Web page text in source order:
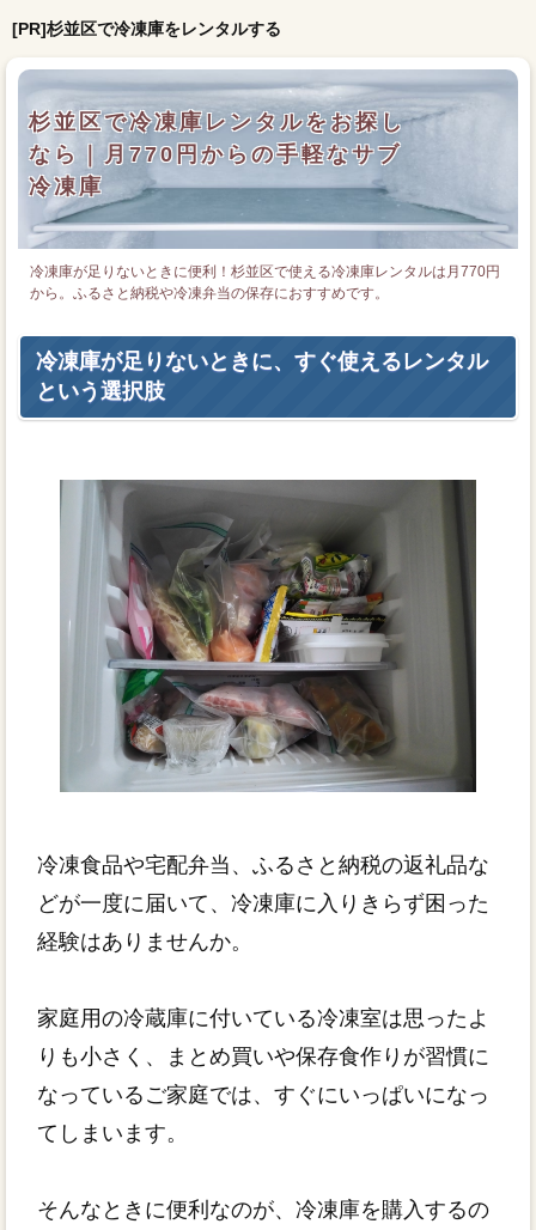
[PR]杉並区で冷凍庫をレンタルする
杉並区で冷凍庫レンタルをお探し
なら｜月770円からの手軽なサブ
冷凍庫
冷凍庫が足りないときに便利！杉並区で使える冷凍庫レンタルは月770円
から。ふるさと納税や冷凍弁当の保存におすすめです。
冷凍庫が足りないときに、すぐ使えるレンタル
という選択肢
冷凍食品や宅配弁当、ふるさと納税の返礼品な
どが一度に届いて、冷凍庫に入りきらず困った
経験はありませんか。
家庭用の冷蔵庫に付いている冷凍室は思ったよ
りも小さく、まとめ買いや保存食作りが習慣に
なっているご家庭では、すぐにいっぱいになっ
てしまいます。
そんなときに便利なのが、冷凍庫を購入するの